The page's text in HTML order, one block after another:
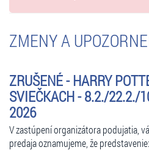
ZMENY A
ZRUŠENÉ - HARRY
SVIEČKACH - 8.2./
2026
V zastúpení organizátora podujatia,
predaja oznamujeme, že predstavenie: